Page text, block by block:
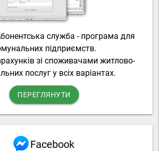
служба - програма для
підприємств.
зі споживачами житлово-
послуг у всіх варіантах.
ПЕРЕГЛЯНУТИ
Facebook